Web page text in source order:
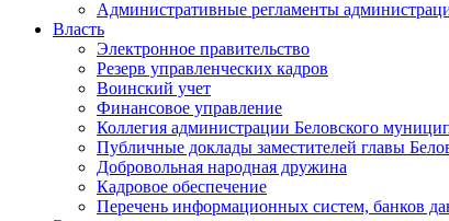
Административные регламенты
Власть
Электронное правительство
Резерв управленческих кадров
Воинский учет
Финансовое управление
Коллегия администрации Беловского
Публичные доклады заместителей главы
Добровольная народная дружина
Кадровое обеспечение
Перечень информационных систем, банков